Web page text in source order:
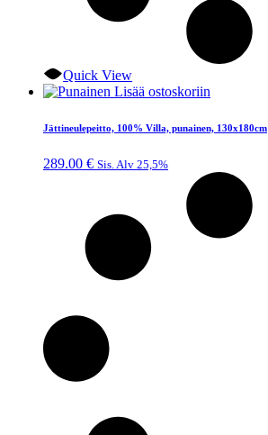
Quick View
Lisää ostoskoriin
Jättineulepeitto, 100% Villa, punainen, 130x180cm
289.00 € Sis. Alv 25,5%